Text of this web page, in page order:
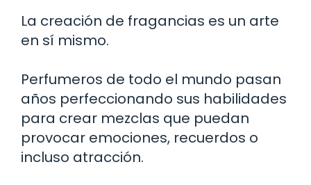
La creación de fragancias es un arte
en sí mismo.
Perfumeros de todo el mundo pasan
años perfeccionando sus habilidades
para crear mezclas que puedan
provocar emociones, recuerdos o
incluso atracción.